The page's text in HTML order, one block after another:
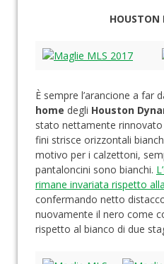
HOUSTON
È sempre l’arancione a far
home degli Houston
stato nettamente
fini strisce orizzontali
motivo per i calzettoni,
pantaloncini sono bianchi. L’
rimane invariata rispetto
confermando netto
nuovamente il nero come
rispetto al bianco di due